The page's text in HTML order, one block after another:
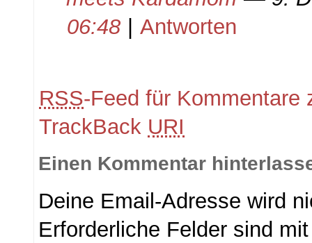
06:48
Antworten
RSS-Feed für Kommentare
TrackBack URI
Einen Kommentar
Deine Email-Adresse wird
Erforderliche Felder sind